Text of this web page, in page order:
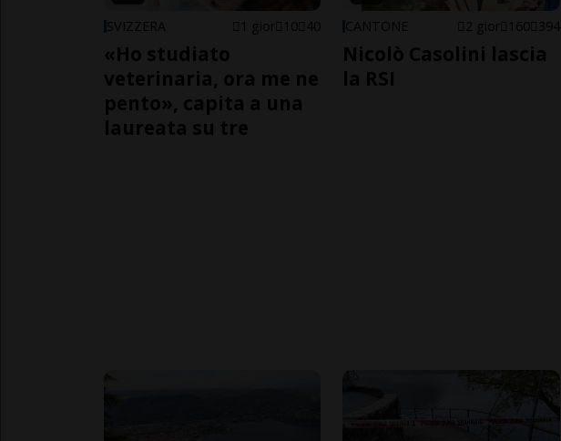
SVIZZERA 1 gior 10 40
«Ho studiato
veterinaria, ora me ne
pento», capita a una
laureata su tre
CANTONE 2 gior 160 394
Nicolò Casolini lascia
la RSI